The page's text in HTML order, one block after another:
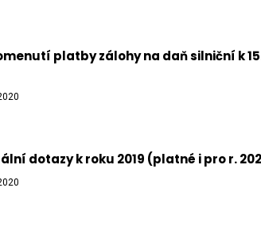
platby zálohy na daň silniční k
dotazy k roku 2019 (platné i pro r.